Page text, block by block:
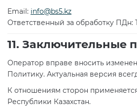
Email: info@bs5.kz
Ответственный за обработку
11. Заключительные
Оператор вправе вносить
Политику. Актуальная версия
К отношениям сторон
Республики Казахстан.